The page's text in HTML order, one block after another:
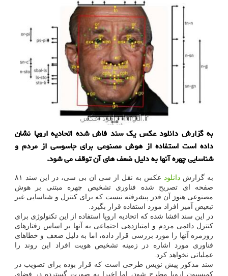
به گزارش دانلود عکس یک سند فاش شده اتحادیه اروپا نشان
داده است استفاده از هوش مصنوعی برای جاسوسی از مردم و
شناسایی چهره آنها به دلیل ضعف های آن توقف می شود.
به گزارش دانلود
عکس به نقل از سی ان بی سی، در این سند ۸۱
صفحه ای تصریح شده فناوری تشخیص چهره مبتنی بر هوش
مصنوعی هنوز آن قدر پیشرفته نیست که برای کنترل و شناسایی غیر
تبعیض آمیز افراد مورد استفاده قرار بگیرد.
در این سند افشا شده که اتحادیه اروپا استفاده از این تکنولوژی برای
کنترل دائمی مردم و امتیازدهی اجتماعی به آنها بر اساس رفتارهای
روزمره آنها را مورد بررسی قرار داده، اما به دلیل ضعف و خطاهای
فناوری مورد اشاره در زمینه تشخیص هویت افراد این روند را
عملیاتی نخواهد کرد.
سند مذکور پیش نویس طرحی است که قرار بوده برای تصویب در
کمیسیون اروپا مطرح شود، اما اخیرا به صورت گسترده در فضای